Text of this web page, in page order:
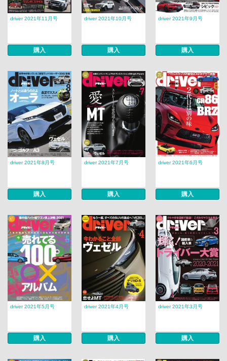
driver 2021年11月号
購入
driver 2021年10月号
購入
driver 2021年9月号
購入
driver 2021年8月号
購入
driver 2021年7月号
購入
driver 2021年6月号
購入
driver 2021年5月号
購入
driver 2021年4月号
購入
driver 2021年3月号
購入